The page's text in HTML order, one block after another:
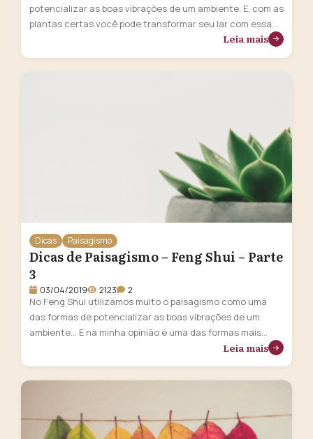
potencializar as boas vibrações de um ambiente. E, com as
plantas certas você pode transformar seu lar com essa
energia da natureza. Além dos vários benefícios que as
Leia mais
Dicas Paisagismo
Dicas de Paisagismo – Feng Shui – Parte
3
03/04/2019 2123 2
No Feng Shui utilizamos muito o paisagismo como uma
das formas de potencializar as boas vibrações de um
ambiente… E na minha opinião é uma das formas mais
incríveis e poderosas! Quem não gosta de trazer um
sessão é inteirinha para você aprender a transformar seu
Leia mais